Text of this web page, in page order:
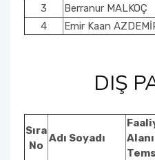
3
Berranur MALKOÇ
4
Emir Kaan
DIŞ
Sıra
No
Adı Soyadı